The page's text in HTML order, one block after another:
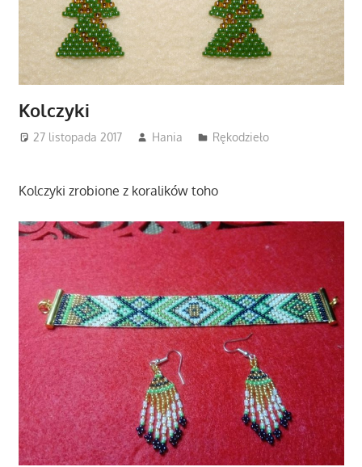
Kolczyki
27 listopada 2017 Hania Rękodzieło
Kolczyki zrobione z koralików toho